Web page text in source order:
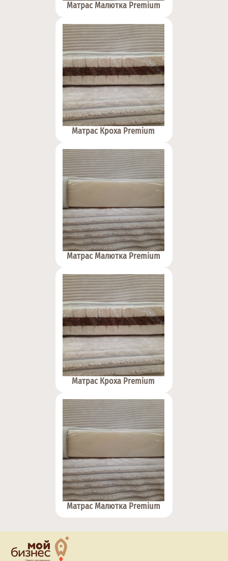
Матрас Малютка Premium
Матрас Кроха Premium
Матрас Малютка Premium
Матрас Кроха Premium
Матрас Малютка Premium